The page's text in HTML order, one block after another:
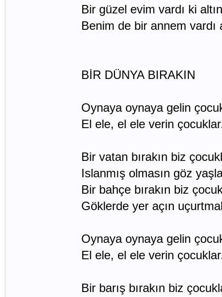
Bir güzel evim vardı ki
Benim de bir annem vardı
BİR DÜNYA BIRAKIN
Oynaya oynaya gelin
El ele, el ele verin
Bir vatan bırakın biz
Islanmış olmasın göz
Bir bahçe bırakın biz
Göklerde yer açın
Oynaya oynaya gelin
El ele, el ele verin
Bir barış bırakın biz